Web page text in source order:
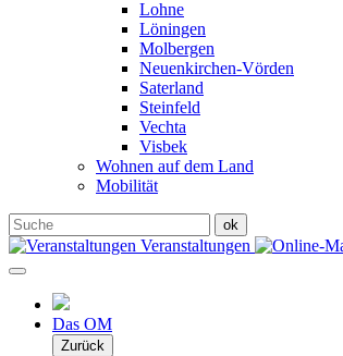
Lohne
Löningen
Molbergen
Neuenkirchen-Vörden
Saterland
Steinfeld
Vechta
Visbek
Wohnen auf dem Land
Mobilität
Veranstaltungen
Das OM
Zurück